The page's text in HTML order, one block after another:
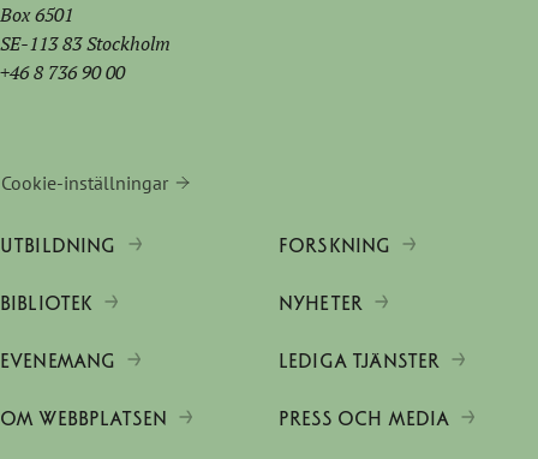
Box 6501
SE-113 83 Stockholm
+46 8 736 90 00
Cookie-inställningar
UTBILDNING FORSKNING
BIBLIOTEK NYHETER
EVENEMANG LEDIGA TJÄNSTER
OM WEBBPLATSEN PRESS OCH MEDIA